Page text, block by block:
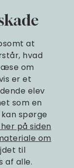
at
hvad
om
er et
elev
som en
spørge
på siden
om
til
af alle.